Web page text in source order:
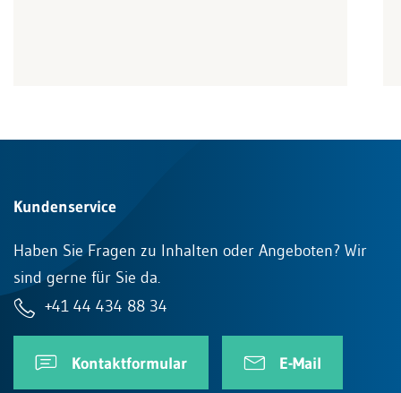
Kundenservice
Haben Sie Fragen zu Inhalten oder Angeboten? Wir
sind gerne für Sie da.
+41 44 434 88 34
Kontaktformular E-Mail